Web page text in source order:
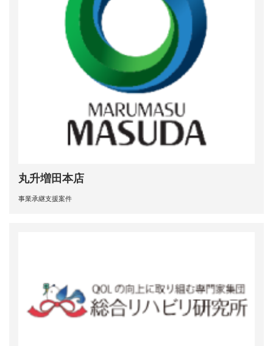
丸升増田本店
事業承継支援案件